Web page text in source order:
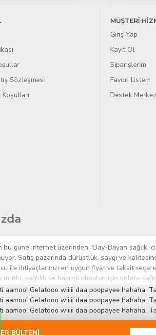
Sözleşmesi
MÜŞTERİ
Giriş Yap
Kayıt Ol
Siparişlerim
Favori Listem
Destek
bu güne internet üzerinden "Bay-Bayan sağlık,
Satış pazarında dürüstlük, saygı ve
ile ihtiyaçlarınızı en uygun fiyat ve taksit
mutlu, sağlıklı ve bakımlı olmaları için onlara
takip etmesi, yaklaşık 5000'e yakın geniş ürün
her zaman ön planda tutan yaklaşımcı
aamoo! Gelatooo wiiiii daa poopayee hahaha.
aamoo! Gelatooo wiiiii daa poopayee hahaha.
aamoo! Gelatooo wiiiii daa poopayee hahaha.
BÜLTENİ